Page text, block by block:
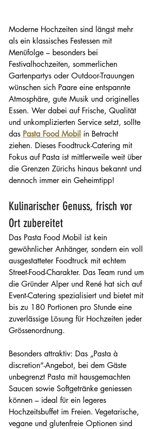
Moderne Hochzeiten sind längst mehr
als ein klassisches Festessen mit
Menüfolge – besonders bei
Festivalhochzeiten, sommerlichen
Gartenpartys oder Outdoor-Trauungen
wünschen sich Paare eine entspannte
Atmosphäre, gute Musik und originelles
Essen. Wer dabei auf Frische, Qualität
und unkomplizierten Service setzt, sollte
das Pasta Food Mobil in Betracht
ziehen. Dieses Foodtruck-Catering mit
Fokus auf Pasta ist mittlerweile weit über
die Grenzen Zürichs hinaus bekannt und
dennoch immer ein Geheimtipp!
Kulinarischer Genuss, frisch vor
Ort zubereitet
Das Pasta Food Mobil ist kein
gewöhnlicher Anhänger, sondern ein voll
ausgestatteter Foodtruck mit echtem
Street-Food-Charakter. Das Team rund um
die Gründer Alper und René hat sich auf
Event-Catering spezialisiert und bietet mit
bis zu 180 Portionen pro Stunde eine
zuverlässige Lösung für Hochzeiten jeder
Grössenordnung.
Besonders attraktiv: Das „Pasta à
discretion“-Angebot, bei dem Gäste
unbegrenzt Pasta mit hausgemachten
Saucen sowie Softgetränke geniessen
können – ideal für ein legeres
Hochzeitsbuffet im Freien. Vegetarische,
vegane und glutenfreie Optionen sind